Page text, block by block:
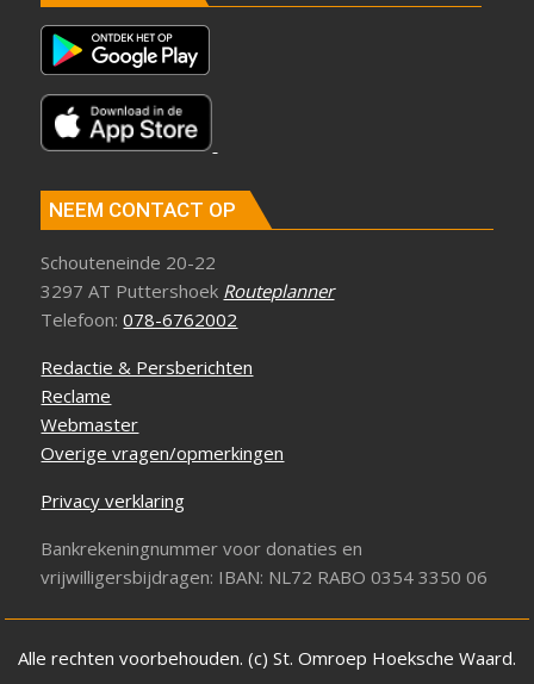
NEEM CONTACT OP
Schouteneinde 20-22
3297 AT Puttershoek Routeplanner
Telefoon:078-6762002
Redactie & Persberichten
Reclame
Webmaster
Overige vragen/opmerkingen
Privacy verklaring
Bankrekeningnummer voor donaties en
vrijwilligersbijdragen: IBAN: NL72 RABO 0354 3350 06
Alle rechten voorbehouden. (c) St. Omroep Hoeksche Waard.